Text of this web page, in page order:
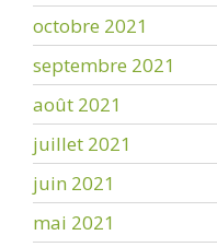
octobre 2021
septembre 2021
août 2021
juillet 2021
juin 2021
mai 2021